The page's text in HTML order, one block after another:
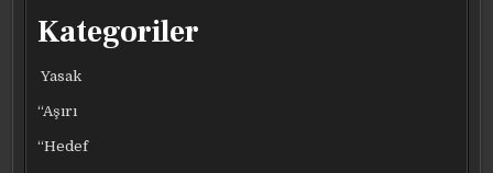
Kategoriler
Yasak
“Aşırı
“Hedef